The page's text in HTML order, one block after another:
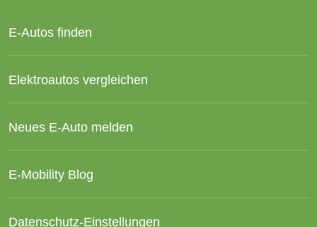
E-Autos finden
Elektroautos vergleichen
Neues E-Auto melden
E-Mobility Blog
Datenschutz-Einstellungen